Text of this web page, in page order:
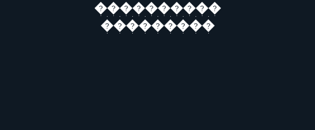
����������
���������